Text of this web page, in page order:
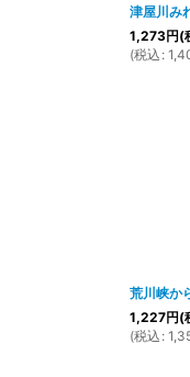
津屋川み
1,273円(
(税込 :
荒川峡か
1,227円(
(税込 :